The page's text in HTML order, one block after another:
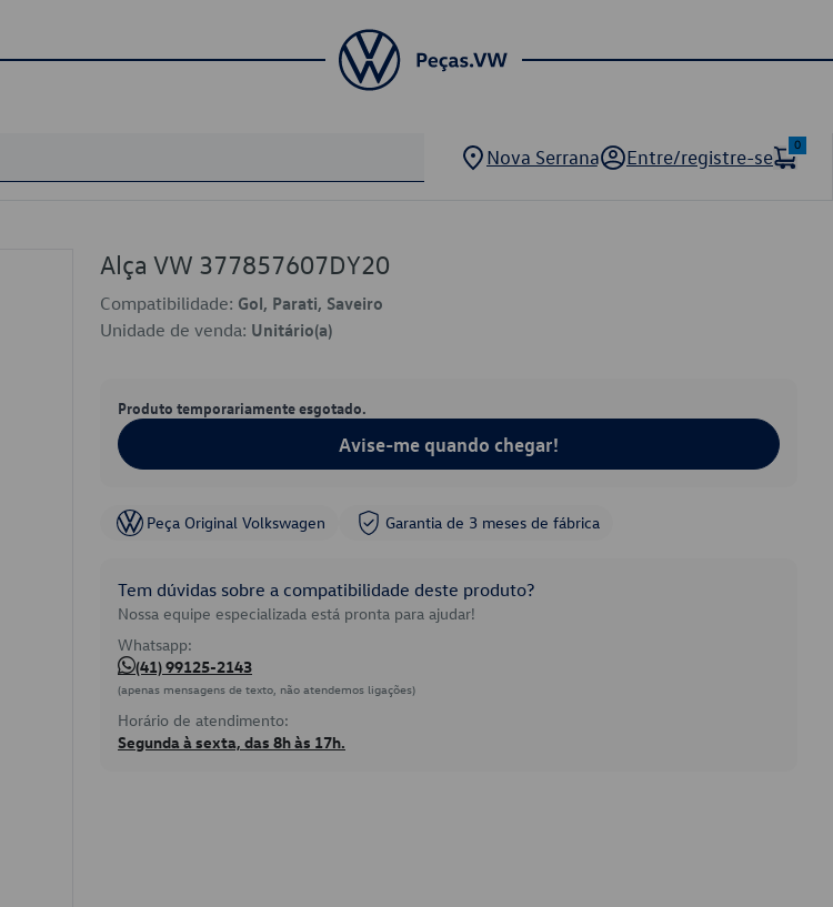
Nova Serrana Entre/registre-se
0
Alça VW 377857607DY20
Compatibilidade: Gol, Parati, Saveiro
Unidade de venda: Unitário(a)
Produto temporariamente esgotado.
Avise-me quando chegar!
Peça Original Volkswagen Garantia de 3 meses de fábrica
Tem dúvidas sobre a compatibilidade deste produto?
Nossa equipe especializada está pronta para ajudar!
Whatsapp:
(41) 99125-2143
(apenas mensagens de texto, não atendemos ligações)
Horário de atendimento:
Segunda à sexta, das 8h às 17h.